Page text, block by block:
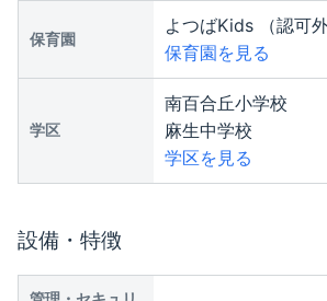
保育園
よつばKids （認可
保育園を見る
学区
南百合丘小学校
麻生中学校
学区を見る
設備・特徴